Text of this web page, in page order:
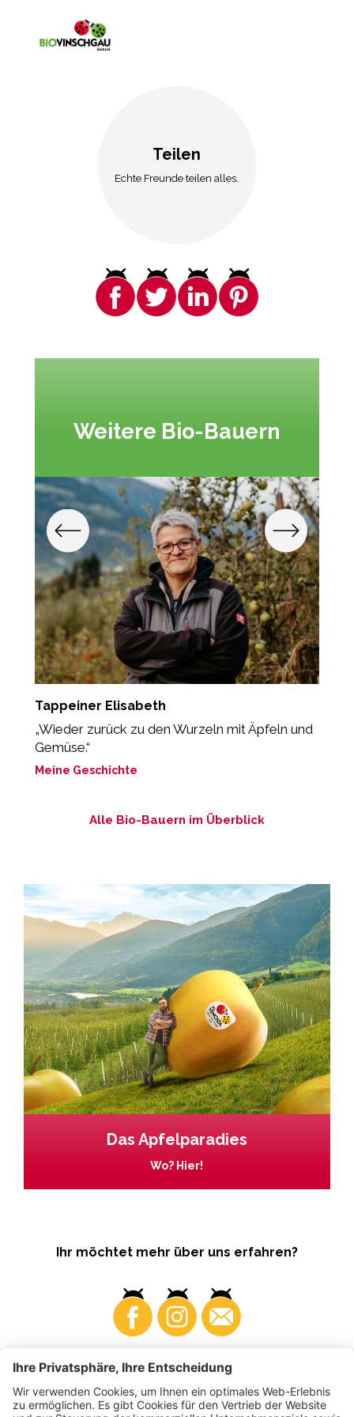
Teilen
Echte Freunde teilen alles.
Weitere Bio-Bauern
Tappeiner Elisabeth
„Wieder zurück zu den Wurzeln mit Äpfeln und
Gemüse.“
Meine Geschichte
Alle Bio-Bauern im Überblick
Das Apfelparadies
Wo? Hier!
Ihr möchtet mehr über uns erfahren?
Business Produzenten